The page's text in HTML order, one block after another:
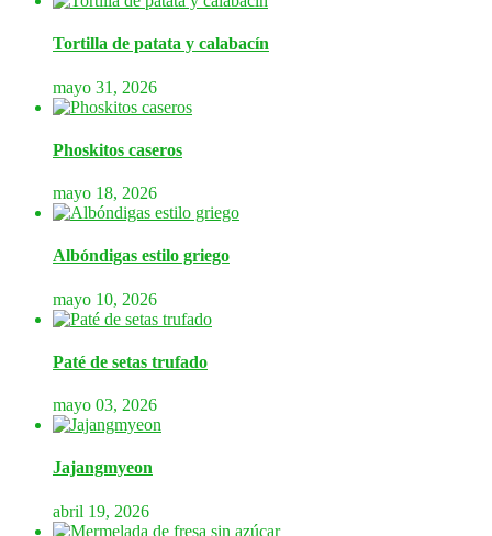
Tortilla de patata y calabacín
mayo 31, 2026
Phoskitos caseros
mayo 18, 2026
Albóndigas estilo griego
mayo 10, 2026
Paté de setas trufado
mayo 03, 2026
Jajangmyeon
abril 19, 2026